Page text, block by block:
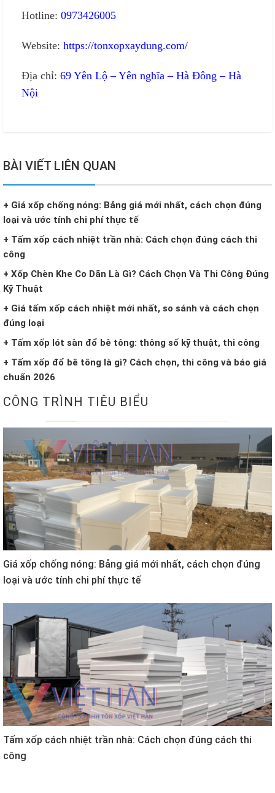
Hotline: 0973426005
Website: https://tonxopxaydung.com/
Địa chỉ: 69 Yên Lộ – Yên nghĩa – Hà Đông – Hà
Nội
BÀI VIẾT LIÊN QUAN
+ Giá xốp chống nóng: Bảng giá mới nhất, cách chọn đúng
loại và ước tính chi phí thực tế
+ Tấm xốp cách nhiệt trần nhà: Cách chọn đúng cách thi
công
+ Xốp Chèn Khe Co Dãn Là Gì? Cách Chọn Và Thi Công Đúng
Kỹ Thuật
+ Giá tấm xốp cách nhiệt mới nhất, so sánh và cách chọn
đúng loại
+ Tấm xốp lót sàn đổ bê tông: thông số kỹ thuật, thi công
+ Tấm xốp đổ bê tông là gì? Cách chọn, thi công và báo giá
chuẩn 2026
CÔNG TRÌNH TIÊU BIỂU
Giá xốp chống nóng: Bảng giá mới nhất, cách chọn đúng
loại và ước tính chi phí thực tế
Tấm xốp cách nhiệt trần nhà: Cách chọn đúng cách thi
công